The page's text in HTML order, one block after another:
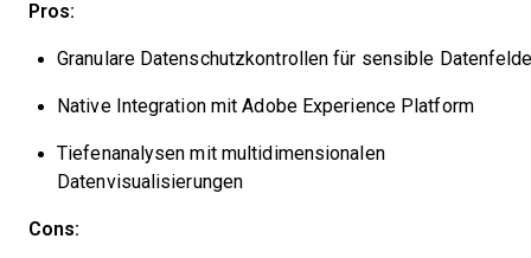
Pros:
Granulare Datenschutzkontrollen für sensible
Native Integration mit Adobe Experience Platform
Tiefenanalysen mit multidimensionalen
Datenvisualisierungen
Cons: